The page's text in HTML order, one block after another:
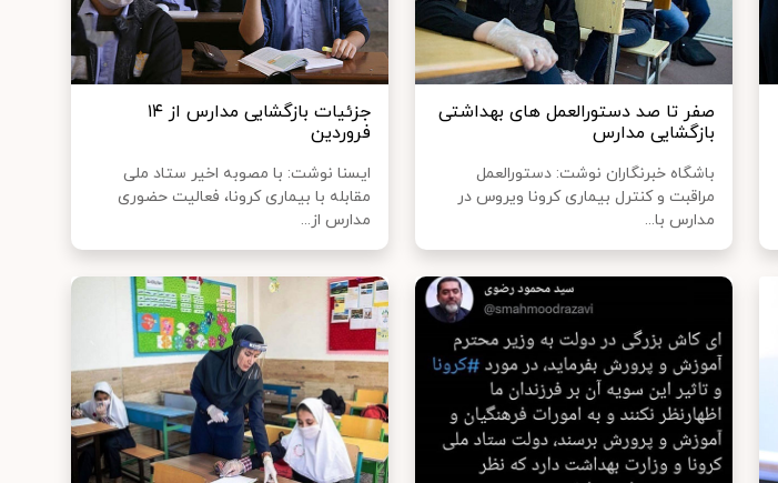
صفر تا صد دستورالعمل های بهداشتی
بازگشایی مدارس
باشگاه خبرنگاران نوشت: دستورالعمل
مراقبت و کنترل بیماری کرونا ویروس در
مدارس با...
جزئیات بازگشایی مدارس از ۱۴
فروردین
ایسنا نوشت: با مصوبه اخیر ستاد ملی
مقابله با بیماری کرونا، فعالیت حضوری
مدارس از...